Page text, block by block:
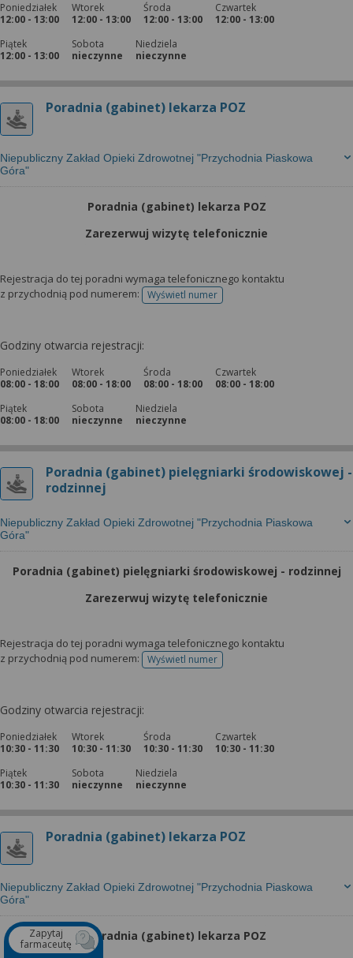
Poniedziałek
12:00 - 13:00
Wtorek
12:00 - 13:00
Środa
12:00 - 13:00
Czwartek
12:00 - 13:00
Piątek
12:00 - 13:00
Sobota
nieczynne
Niedziela
nieczynne
Poradnia (gabinet) lekarza POZ
Niepubliczny Zakład Opieki Zdrowotnej "Przychodnia Piaskowa
Góra"
Poradnia (gabinet) lekarza POZ
Zarezerwuj wizytę telefonicznie
Rejestracja do tej poradni wymaga telefonicznego kontaktu
z przychodnią pod numerem:
Wyświetl numertelefonu do rejestracji
Godziny otwarcia rejestracji:
Poniedziałek
08:00 - 18:00
Wtorek
08:00 - 18:00
Środa
08:00 - 18:00
Czwartek
08:00 - 18:00
Piątek
08:00 - 18:00
Sobota
nieczynne
Niedziela
nieczynne
Poradnia (gabinet) pielęgniarki środowiskowej -
rodzinnej
Niepubliczny Zakład Opieki Zdrowotnej "Przychodnia Piaskowa
Góra"
Poradnia (gabinet) pielęgniarki środowiskowej - rodzinnej
Zarezerwuj wizytę telefonicznie
Rejestracja do tej poradni wymaga telefonicznego kontaktu
z przychodnią pod numerem:
Wyświetl numertelefonu do rejestracji
Godziny otwarcia rejestracji:
Poniedziałek
10:30 - 11:30
Wtorek
10:30 - 11:30
Środa
10:30 - 11:30
Czwartek
10:30 - 11:30
Piątek
10:30 - 11:30
Sobota
nieczynne
Niedziela
nieczynne
Poradnia (gabinet) lekarza POZ
Niepubliczny Zakład Opieki Zdrowotnej "Przychodnia Piaskowa
Góra"
Poradnia (gabinet) lekarza POZ
Zapytaj
farmaceutę